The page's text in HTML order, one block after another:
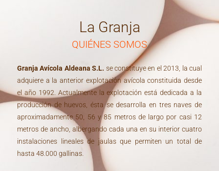
La Granja
QUIÉNES SOMOS
Granja Avícola Aldeana S.L. se constituye en el 2013, la cual
adquiere a la anterior explotación avícola constituida desde
el año 1992. Actualmente la explotación está dedicada a la
producción de huevos, ésta se desarrolla en tres naves de
aproximadamente 50, 56 y 85 metros de largo por casi 12
metros de ancho, albergando cada una en su interior cuatro
instalaciones lineales de jaulas que permiten un total de
hasta 48.000 gallinas.